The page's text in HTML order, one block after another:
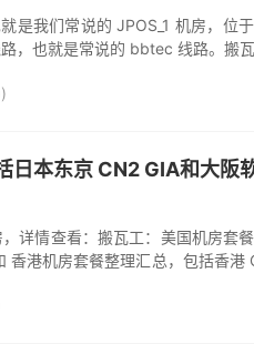
是我们常说的 JPOS_1 机房，位
，也就是常说的 bbtec 线路。搬瓦
日本东京 CN2 GIA和大阪
详情查看：搬瓦工：美国机房套
港机房套餐整理汇总，包括香港